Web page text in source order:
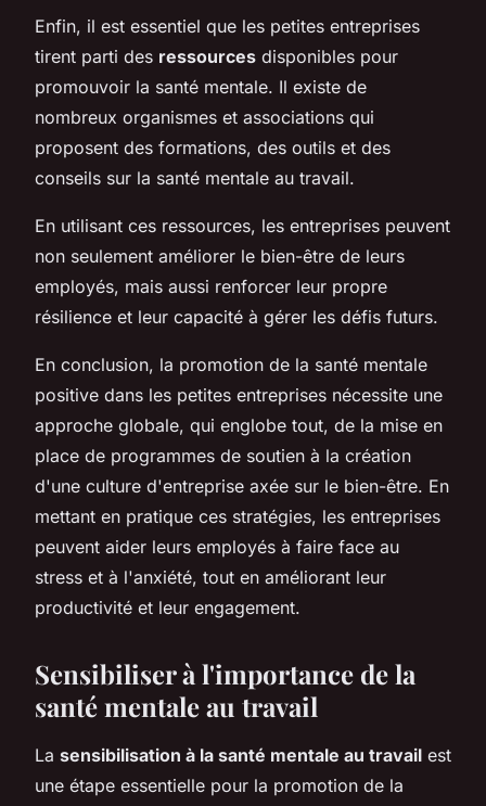
Enfin, il est essentiel que les petites entreprises
tirent parti des ressources disponibles pour
promouvoir la santé mentale. Il existe de
nombreux organismes et associations qui
proposent des formations, des outils et des
conseils sur la santé mentale au travail.
En utilisant ces ressources, les entreprises peuvent
non seulement améliorer le bien-être de leurs
employés, mais aussi renforcer leur propre
résilience et leur capacité à gérer les défis futurs.
En conclusion, la promotion de la santé mentale
positive dans les petites entreprises nécessite une
approche globale, qui englobe tout, de la mise en
place de programmes de soutien à la création
d'une culture d'entreprise axée sur le bien-être. En
mettant en pratique ces stratégies, les entreprises
peuvent aider leurs employés à faire face au
stress et à l'anxiété, tout en améliorant leur
productivité et leur engagement.
Sensibiliser à l'importance de la
santé mentale au travail
La sensibilisation à la santé mentale au travail est
une étape essentielle pour la promotion de la